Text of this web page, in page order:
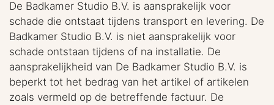
De Badkamer Studio B.V. is aansprakelijk voor
schade die ontstaat tijdens transport en levering. De
Badkamer Studio B.V. is niet aansprakelijk voor
schade ontstaan tijdens of na installatie. De
aansprakelijkheid van De Badkamer Studio B.V. is
beperkt tot het bedrag van het artikel of artikelen
zoals vermeld op de betreffende factuur. De